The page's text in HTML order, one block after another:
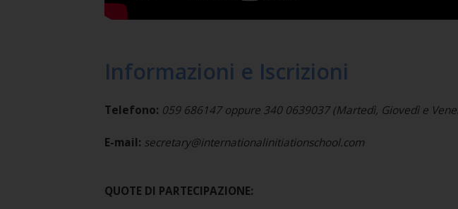
Informazioni e Iscrizioni
Telefono: 059 686147 oppure 340 0639037 (Martedì, Giovedì e
E-mail: secretary@internationalinitiationschool.com
QUOTE DI PARTECIPAZIONE: